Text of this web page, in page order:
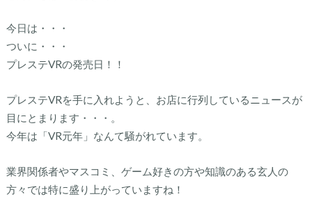
今日は・・・
ついに・・・
プレステVRの発売日！！
プレステVRを手に入れようと、お店に行列しているニュースが
目にとまります・・・。
今年は「VR元年」なんて騒がれています。
業界関係者やマスコミ、ゲーム好きの方や知識のある玄人の
方々では特に盛り上がっていますね！